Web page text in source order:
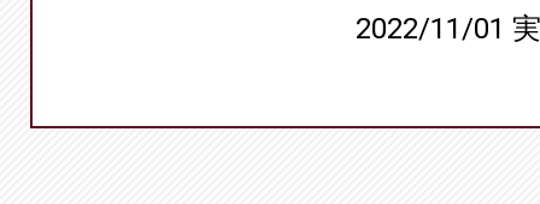
2022/11/01